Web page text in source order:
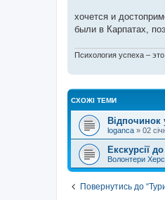
хочется и
были в Карпатах,
Психология успеха –
СХОЖІ ТЕМИ
Відпочинок
loganca » 02
Екскурсії
Волонтери
Повернутись до